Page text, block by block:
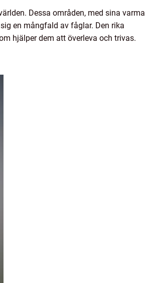
Dessa områden, med sina varma
en mångfald av fåglar. Den rika
hjälper dem att överleva och trivas.